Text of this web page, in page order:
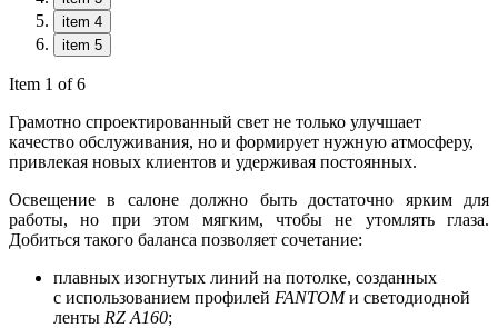
item 4
item 5
Item 1 of 6
Грамотно спроектированный свет не только улучшает
качество обслуживания, но и формирует нужную атмосферу,
привлекая новых клиентов и удерживая постоянных.
Освещение в салоне должно быть достаточно ярким для
работы, но при этом мягким, чтобы не утомлять глаза.
Добиться такого баланса позволяет сочетание:
плавных изогнутых линий на потолке, созданных
с использованием профилей FANTOMи светодиодной
ленты RZ A160;